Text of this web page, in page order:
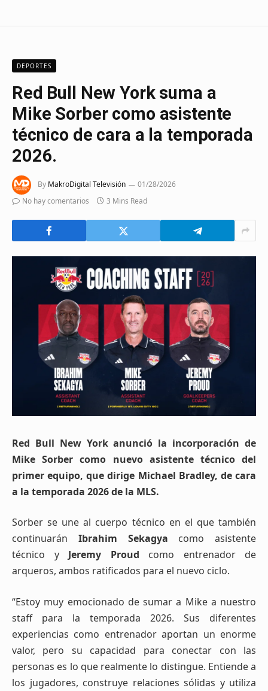
DEPORTES
Red Bull New York suma a
Mike Sorber como asistente
técnico de cara a la temporada
2026.
By MakroDigital Televisión
01/28/2026
No hay comentarios
3 Mins Read
Red Bull New York anunció la incorporación de
Mike Sorber como nuevo asistente técnico del
primer equipo, que dirige Michael Bradley, de cara
a la temporada 2026 de la MLS.
Sorber se une al cuerpo técnico en el que también
continuarán Ibrahim Sekagya como asistente
técnico y Jeremy Proud como entrenador de
arqueros, ambos ratificados para el nuevo ciclo.
“Estoy muy emocionado de sumar a Mike a nuestro
staff para la temporada 2026. Sus diferentes
experiencias como entrenador aportan un enorme
valor, pero su capacidad para conectar con las
personas es lo que realmente lo distingue. Entiende a
los jugadores, construye relaciones sólidas y utiliza